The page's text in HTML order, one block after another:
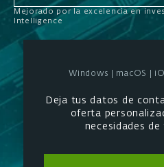
Mejorado por la excelencia en
Intelligence
Windows | macOS |
Deja tus datos de
oferta
necesidades de